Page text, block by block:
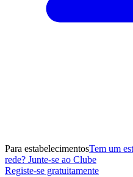
Para estabelecimentosTem um
rede? Junte-se ao Clube
Registe-se gratuitamente